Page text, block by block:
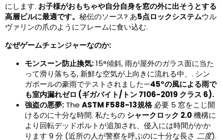
にします. ​ お子様がおもちゃや自分自身を窓の外に出そうとする
高層ビルに最適です。 秘伝のソース? あ5点ロックシステムウル
ヴァリンの爪のようにフレームに食い込む.
なぜゲームチェンジャーなのか:
モンスーン防止換気:15°傾斜, 雨が屋外のガラス面に当た
って滑り落ちる, 新鮮な空気が上向きに流れる中、. シン
ガポールの豪雨でテストされました—45°の風による雨で
も室内漏れゼロ (ギガバイト/トン 7106-2019 クラス 6).
強盗の悪夢: The ASTM F588-13規格必要 5 窓をこじ開
けるのに十分な時間. 私たちの シャークロック 2.0機構に
より回転デッドボルトが追加され、侵入には時間がかか
ります 9 分 (近所の人が警察を呼ぶのに十分な長さ 二度).